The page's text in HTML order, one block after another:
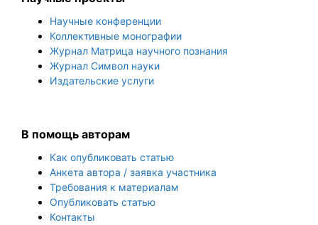
Научные конференции
Коллективные монографии
Журнал Матрица научного познания
Журнал Символ науки
Издательские услуги
В помощь авторам
Как опубликовать статью
Анкета автора / заявка участника
Требования к материалам
Опубликовать статью
Контакты